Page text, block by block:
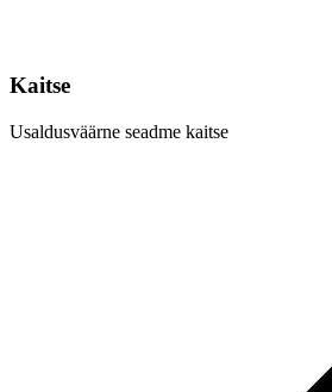
Kaitse
Usaldusväärne seadme kaitse